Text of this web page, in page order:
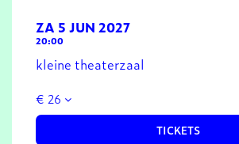
ZA 5 JUN 2027
20:00
kleine theaterzaal
€ 26
TICKETS